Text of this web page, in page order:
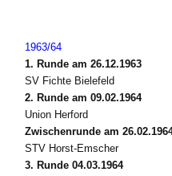
1963/64
1. Runde am 26.12.1963
SV Fichte Bielefeld
2. Runde am 09.02.1964
Union Herford
Zwischenrunde am
STV Horst-Emscher
3. Runde 04.03.1964